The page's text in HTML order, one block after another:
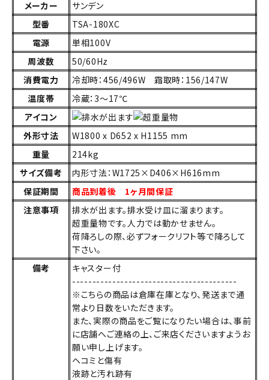
メーカー
サンデン
型番
TSA-180XC
電源
単相100V
周波数
50/60Hz
消費電力
冷却時：456/496W 霜取時：156/147W
温度帯
冷蔵：3～17℃
アイコン
外形寸法
W1800 x D652 x H1155 mm
重量
214kg
サイズ備考
内形寸法：W1725×D406×H616mm
保証期間
商品到着後 1ヶ月間保証
注意事項
排水が出ます。排水受け皿に溜まります。
超重量物です。人力では動かせません。
荷降ろしの際、必ずフォークリフト等で降ろして
下さい。
備考
キャスター付
-----------------------------------------
※こちらの商品は倉庫在庫となり、発送まで通
常より日数をいただきます。
また、実際の商品をご覧になりたい場合は、事前
に店舗へご連絡の上、ご来店くださいますようお
願い申し上げます。
ヘコミと傷有
液跡と汚れ跡有